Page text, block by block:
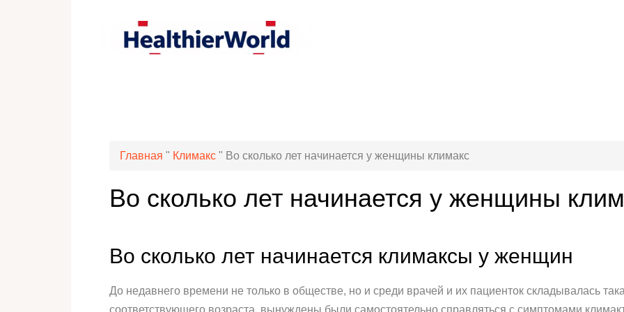
Главная " Климакс " Во сколько лет начинается у женщины климакс
Во сколько лет начинается у женщины
Во сколько лет начинается климаксы у женщин
До недавнего времени не только в обществе, но и среди врачей и их пациенток складывалась
соответствующего возраста, вынуждены были самостоятельно справляться с симптомами